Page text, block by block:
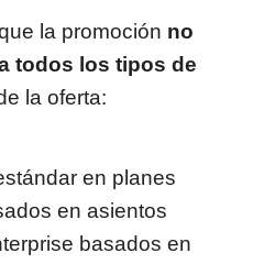
la promoción no
todos los tipos de
la oferta:
en planes
en asientos
basados en